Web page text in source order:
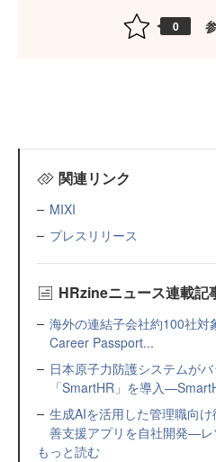
0
関連リンク
MIXI
プレスリリース
HRzineニュース連載記
海外の連結子会社約100社対
Career Passport...
日本原子力防護システムが
「SmartHR」を導入
生成AIを活用した管理職向
善支援アプリを自社開発—レ
もっと読む